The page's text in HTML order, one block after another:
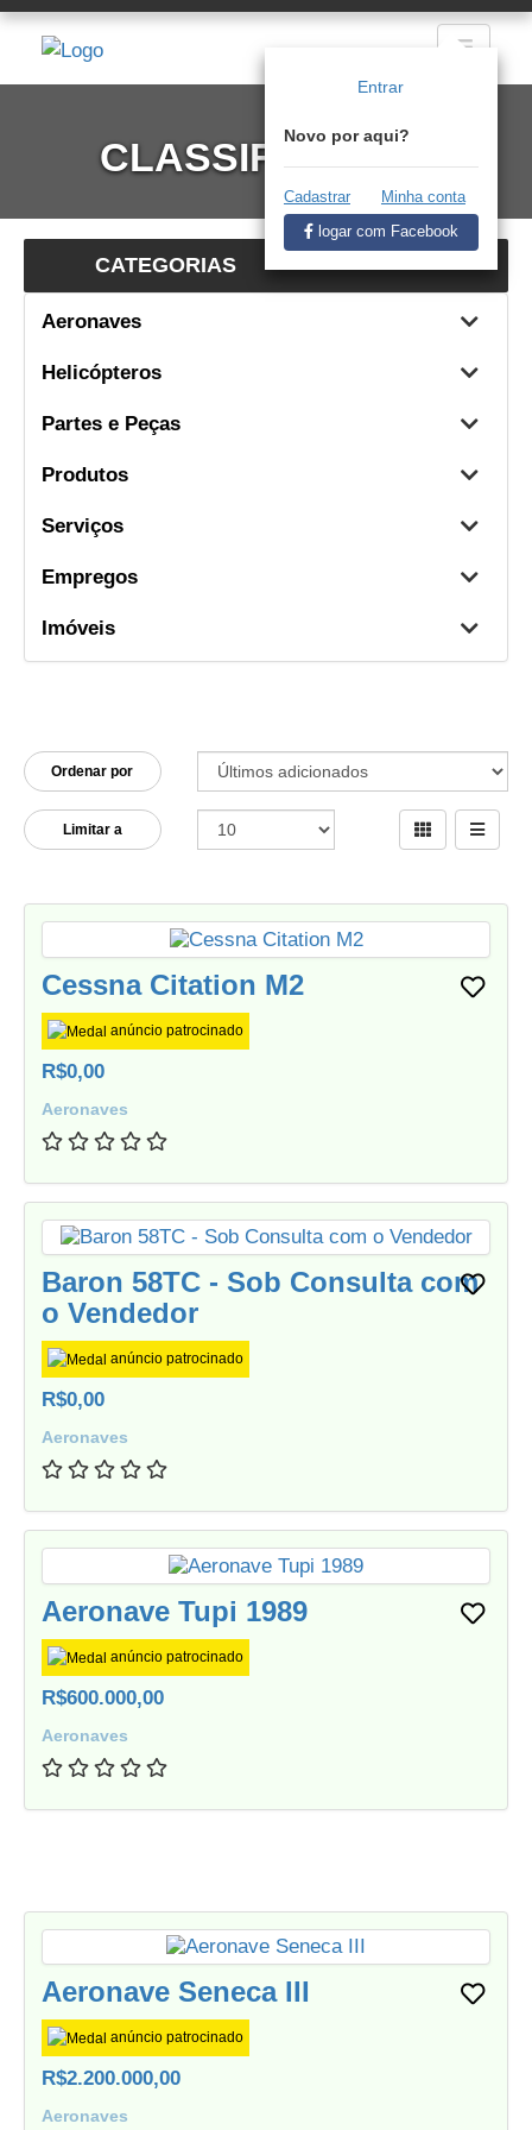
Entrar
Novo por aqui?
Cadastrar
Minha conta
logar com Facebook
CLASSIFICADOS
CATEGORIAS
Aeronaves
Helicópteros
Partes e Peças
Produtos
Serviços
Empregos
Imóveis
Ordenar por
Limitar a
Cessna Citation M2
anúncio patrocinado
R$0,00
Aeronaves
Baron 58TC - Sob Consulta com
o Vendedor
anúncio patrocinado
R$0,00
Aeronaves
Aeronave Tupi 1989
anúncio patrocinado
R$600.000,00
Aeronaves
Aeronave Seneca III
anúncio patrocinado
R$2.200.000,00
Aeronaves